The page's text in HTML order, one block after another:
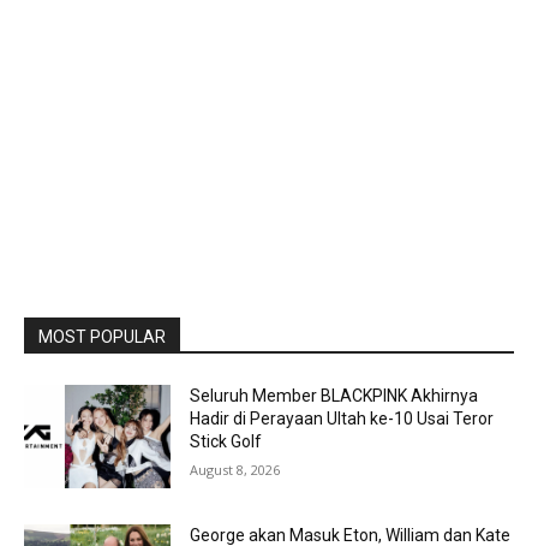
MOST POPULAR
Seluruh Member BLACKPINK Akhirnya
Hadir di Perayaan Ultah ke-10 Usai Teror
Stick Golf
August 8, 2026
George akan Masuk Eton, William dan Kate